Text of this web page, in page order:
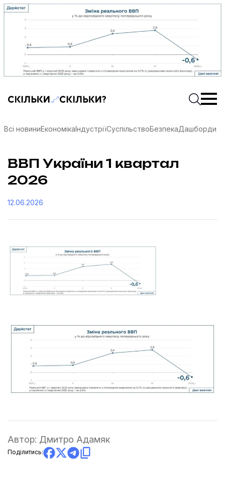
Скільки-скільки? — Медіа про суспільні даніПочати
Всі новиниЕкономікаІндустріїСуспільствоБезпекаДашборди
ВВП України 1 квартал
2026
12.06.2026
Автор: Дмитро Адамяк
Поділитись: